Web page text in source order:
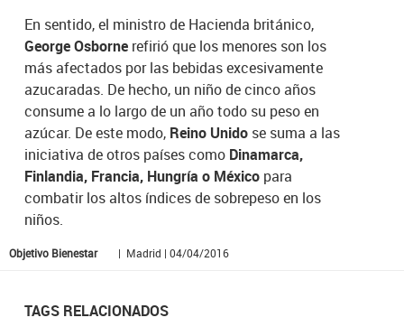
En sentido, el ministro de Hacienda británico,
George Osborne refirió que los menores son los
más afectados por las bebidas excesivamente
azucaradas. De hecho, un niño de cinco años
consume a lo largo de un año todo su peso en
azúcar. De este modo, Reino Unido se suma a las
iniciativa de otros países como Dinamarca,
Finlandia, Francia, Hungría o México para
combatir los altos índices de sobrepeso en los
niños.
Objetivo Bienestar | Madrid | 04/04/2016
TAGS RELACIONADOS